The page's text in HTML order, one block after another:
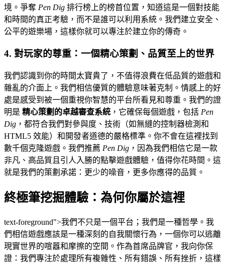
境。爭奪 Pen Dig 排行榜上的榜首位置，知道這是一個對技能
和時間的真正考驗，而不是誰可以利用系統。我們建立安全、
公平的遊樂場，這樣你就可以專注於建立你的傳奇。
4. 對玩家的尊重：一個精心策劃、品質至上的世界
我們認識到你的時間太寶貴了，不值得浪費在低品質的遊戲和
雜亂的介面上。我們相信優質的體驗意味著克制。情感上的好
處是感受到被一個重視你智慧的平台所看見和尊重。我們的證
明是 精心策劃的卓越審查系統 ，它確保每個遊戲，包括 Pen
Dig ，都符合我們對參與度、技術（如無縫的控制器檢測和
HTML5 效能）和開發者道德的嚴格標準。你不會在這裡找到
數千個克隆遊戲。我們推薦 Pen Dig ，因為我們相信它是一款
非凡、高品質且引人入勝的點擊遊戲體驗，值得你花時間。這
就是我們的策劃承諾：更少的噪音，更多你應得的品質。
終極筆挖掘體驗：為何你屬於這裡
text-foreground">我們不只是一個平台；我們是一種哲學。我
們相信遊戲應該是一種深刻的自我關懷行為，一個你可以逃離
現實世界的喧囂和摩擦的空間。作為首席品牌官，我向你保
證：我們專注於處理所有複雜性、所有錯誤、所有挫折，這樣